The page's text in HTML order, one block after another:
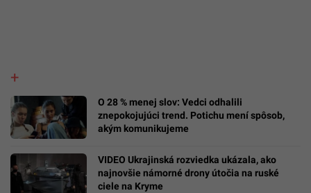
O 28 % menej slov: Vedci odhalili
znepokojujúci trend. Potichu mení spôsob,
akým komunikujeme
VIDEO Ukrajinská rozviedka ukázala, ako
najnovšie námorné drony útočia na ruské
ciele na Kryme